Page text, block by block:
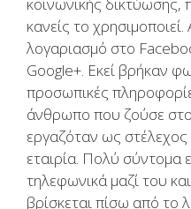
κανείς το
λογαριασμό στο
Google+. Εκεί βρήκαν
προσωπικές
άνθρωπο που ζούσε
εργαζόταν ως στέλεχος
εταιρία. Πολύ σύντομα
τηλεφωνικά μαζί του
βρίσκεται πίσω από το